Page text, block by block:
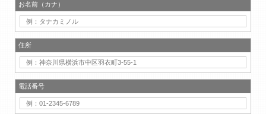
お名前（カナ）
住所
電話番号